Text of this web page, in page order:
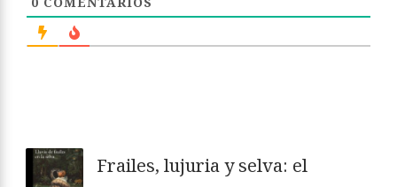
Frailes, lujuria y selva: el